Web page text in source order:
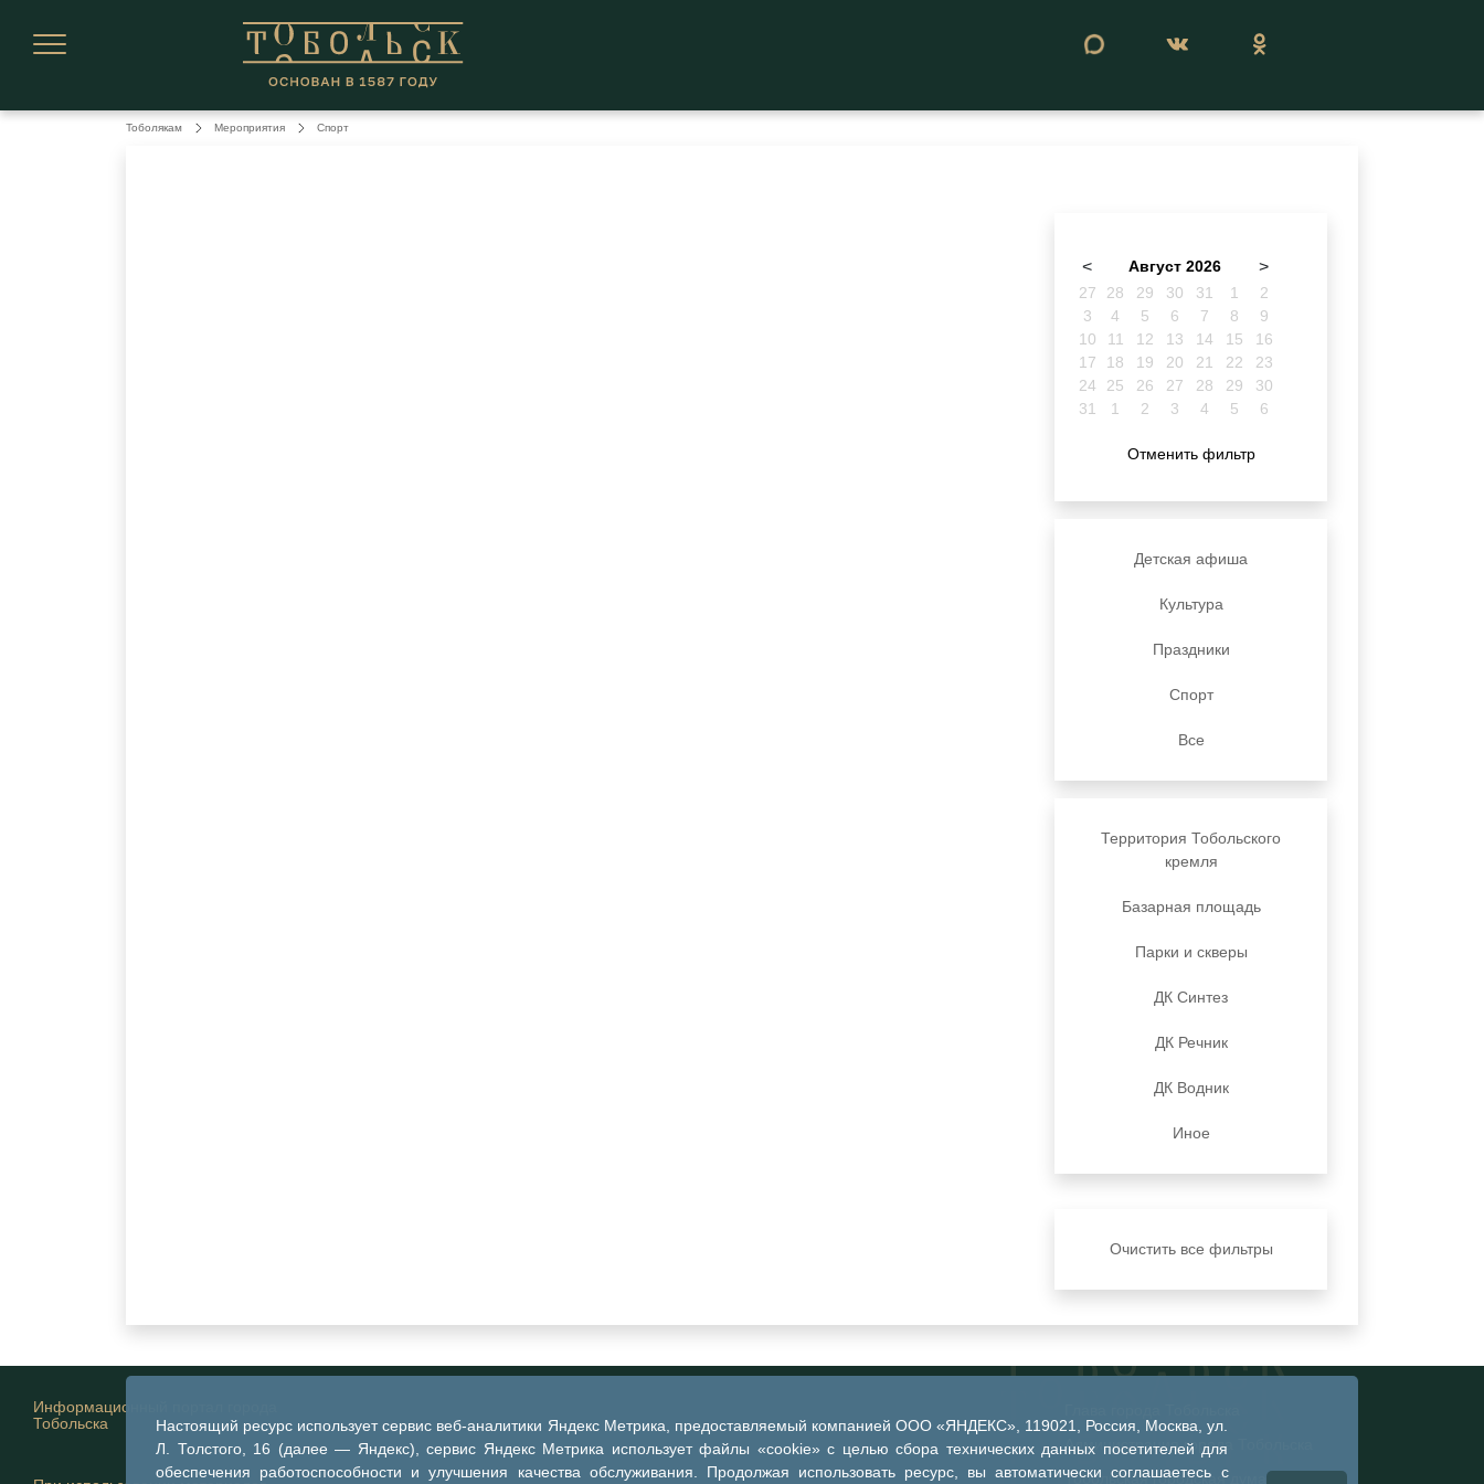
Настоящий ресурс использует сервис веб-аналитики Яндекс Метрика, предоставляемый компанией ООО «ЯНДЕКС», 119021, Россия, Москва, ул.
Л. Толстого, 16 (далее — Яндекс), сервис Яндекс Метрика использует файлы «cookie» с целью сбора технических данных посетителей для
обеспечения работоспособности и улучшения качества обслуживания. Продолжая использовать ресурс, вы автоматически соглашаетесь с
Тоболякам Мероприятия Спорт
< Август 2026 >
27 28 29 30 31 1
2
3
4 5 6 7 8
9
10
11 12 13 14 15
16
17
18 19 20 21 22
23
24
25 26 27 28 29
30
31
1 2 3 4 5 6
Отменить фильтр
Детская афиша
Культура
Праздники
Спорт
Все
Территория Тобольского
кремля
Базарная площадь
Парки и скверы
ДК Синтез
ДК Речник
ДК Водник
Иное
Очистить все фильтры
Информационный портал города
Тобольска
Администрация города Тобольска
Тобольская городская дума